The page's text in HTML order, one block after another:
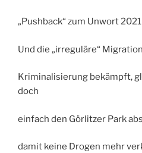
„Pushback“ zum Unwort
Und die „irreguläre“
Kriminalisierung bekämpft,
doch
einfach den Görlitzer Park
damit keine Drogen mehr